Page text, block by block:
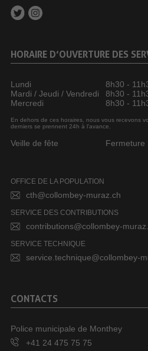
HORAIRE D’OUVERTURE DES
Lundi
8h30 -
Mardi / Jeudi / Vendredi
8h30 -
Mercredi
8h30 -
En dehors de ces horaires, nous vous recevons
derniers se prennent 24h à l’avance.
Veille de fête Fermeture
OFFICE DE LA POPULATION
cth@collombey-muraz.ch
SERVICE DES CONTRIBUTIONS
contributions@collombey-
SERVICE TECHNIQUE
service.technique@collombey-
CONTACTS
Police municipale de Monthey
+41 24 475 75 75